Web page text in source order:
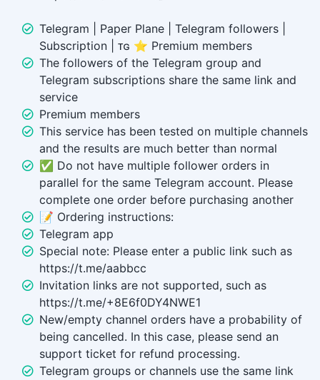
Telegram | Paper Plane | Telegram followers |
Subscription | ᴛɢ ⭐ Premium members
The followers of the Telegram group and
Telegram subscriptions share the same link and
service
Premium members
This service has been tested on multiple channels
and the results are much better than normal
✅ Do not have multiple follower orders in
parallel for the same Telegram account. Please
complete one order before purchasing another
📝 Ordering instructions:
Telegram app
Special note: Please enter a public link such as
https://t.me/aabbcc
Invitation links are not supported, such as
https://t.me/+8E6f0DY4NWE1
New/empty channel orders have a probability of
being cancelled. In this case, please send an
support ticket for refund processing.
Telegram groups or channels use the same link